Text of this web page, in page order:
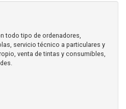
todo tipo de ordenadores,
servicio técnico a particulares y
venta de tintas y consumibles,